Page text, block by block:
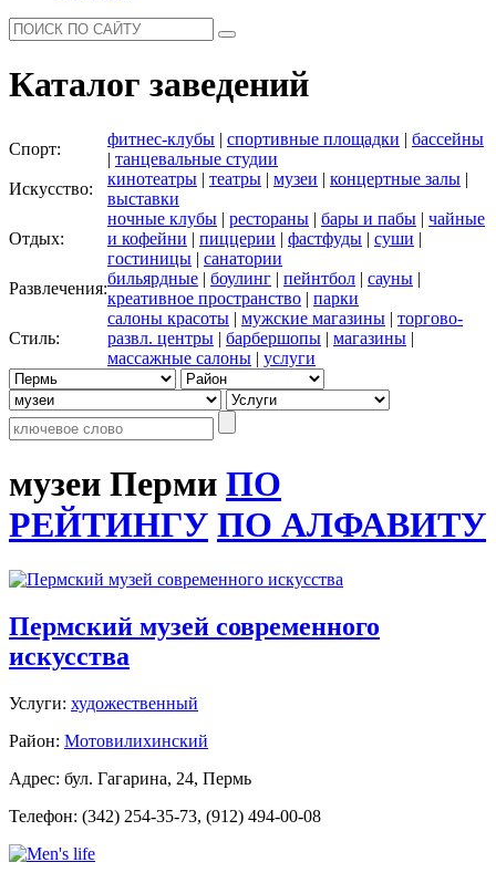
Каталог заведений
Спорт:
фитнес-клубы | спортивные площадки | бассейны
| танцевальные студии
Искусство:
кинотеатры | театры | музеи | концертные залы |
выставки
Отдых:
ночные клубы | рестораны | бары и пабы | чайные
и кофейни | пиццерии | фастфуды | суши |
гостиницы | санатории
Развлечения:
бильярдные | боулинг | пейнтбол | сауны |
креативное пространство | парки
Стиль:
салоны красоты | мужские магазины | торгово-
развл. центры | барбершопы | магазины |
массажные салоны | услуги
музеи Перми ПО
РЕЙТИНГУ ПО АЛФАВИТУ
Пермский музей современного
искусства
Услуги: художественный
Район: Мотовилихинский
Адрес: бул. Гагарина, 24, Пермь
Телефон: (342) 254-35-73, (912) 494-00-08